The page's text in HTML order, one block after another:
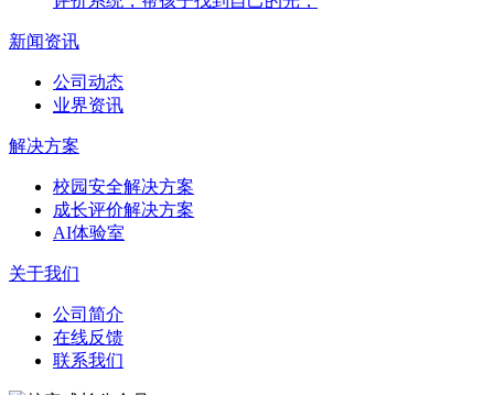
新闻资讯
公司动态
业界资讯
解决方案
校园安全解决方案
成长评价解决方案
AI体验室
关于我们
公司简介
在线反馈
联系我们